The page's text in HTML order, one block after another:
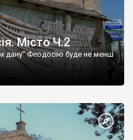
Місто Ч.2
дану" Феодосію буде не менш